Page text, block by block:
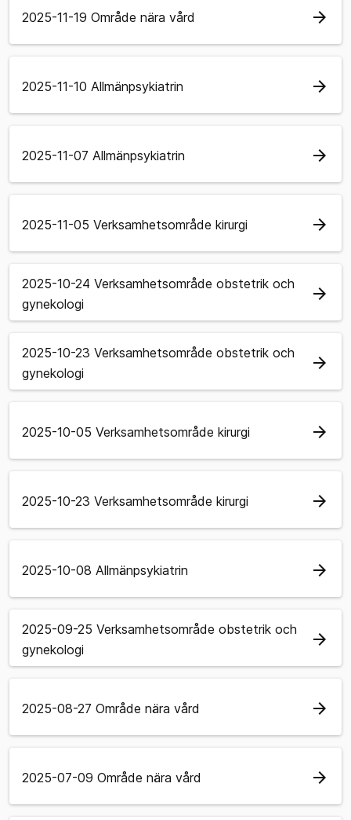
2025-11-19 Område nära vård arrow_forward
2025-11-10 Allmänpsykiatrin arrow_forward
2025-11-07 Allmänpsykiatrin arrow_forward
2025-11-05 Verksamhetsområde kirurgi arrow_forward
2025-10-24 Verksamhetsområde obstetrik och
gynekologi
arrow_forward
2025-10-23 Verksamhetsområde obstetrik och
gynekologi
arrow_forward
2025-10-05 Verksamhetsområde kirurgi arrow_forward
2025-10-23 Verksamhetsområde kirurgi arrow_forward
2025-10-08 Allmänpsykiatrin arrow_forward
2025-09-25 Verksamhetsområde obstetrik och
gynekologi
arrow_forward
2025-08-27 Område nära vård arrow_forward
2025-07-09 Område nära vård arrow_forward